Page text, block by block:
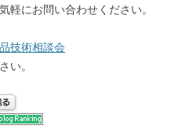
軽にお問い合わせください。
技術相談会
い。